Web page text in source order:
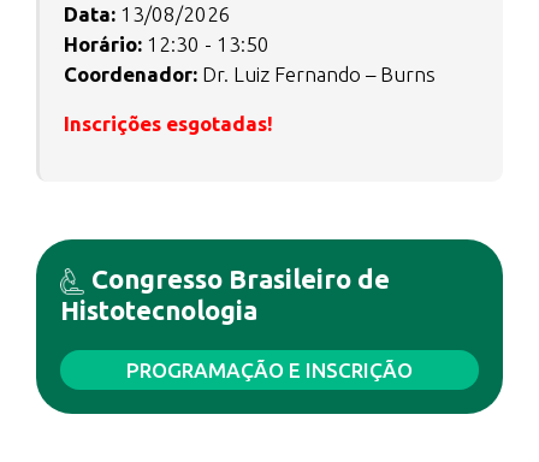
Data: 13/08/2026
Horário: 12:30 - 13:50
Coordenador: Dr. Luiz Fernando – Burns
Inscrições esgotadas!
Congresso Brasileiro de
Histotecnologia
PROGRAMAÇÃO E INSCRIÇÃO